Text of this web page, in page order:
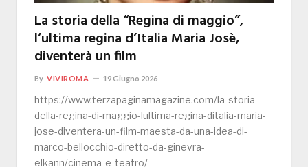
La storia della “Regina di maggio”,
l’ultima regina d’Italia Maria Josè,
diventerà un film
By VIVIROMA 19 Giugno 2026
https://www.terzapaginamagazine.com/la-storia-
della-regina-di-maggio-lultima-regina-ditalia-maria-
jose-diventera-un-film-maesta-da-una-idea-di-
marco-bellocchio-diretto-da-ginevra-
elkann/cinema-e-teatro/